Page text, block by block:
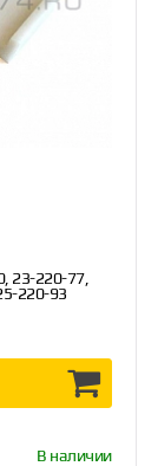
23-220-77,
220-93
В наличии